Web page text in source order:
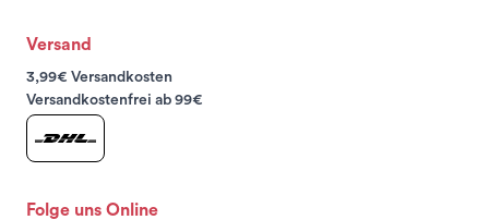
Versand
3,99€ Versandkosten
Versandkostenfrei ab 99€
Folge uns Online